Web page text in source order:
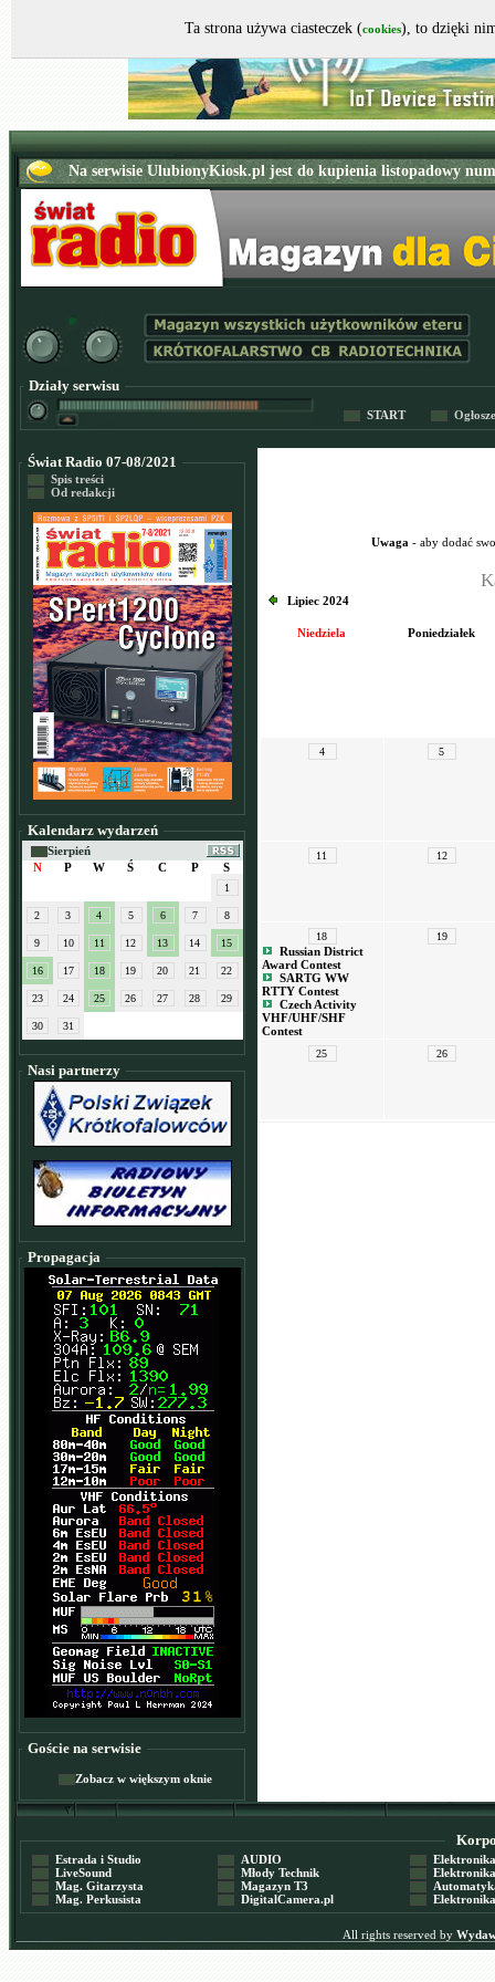
Działy serwisu
START
Świat Radio 07-08/2021
Spis treści
Od redakcji
Kalendarz wydarzeń
Sierpień
N
P W Ś C P S
1
2 3 4 5 6 7 8
9 10 11 12 13 14 15
16 17 18 19 20 21 22
23 24 25 26 27 28 29
30 31
Nasi partnerzy
Propagacja
Goście na serwisie
Zobacz w większym oknie
Uwaga - aby dodać
Lipiec 2024
Niedziela Poniedziałek
4 5
11 12
18
Russian District
Award Contest
SARTG WW
RTTY Contest
Czech Activity
VHF/UHF/SHF
Contest
19
25 26
Estrada i Studio
LiveSound
Mag. Gitarzysta
Mag. Perkusista
AUDIO
Młody Technik
Magazyn T3
DigitalCamera.pl
Elektronika
Elektronika
Automatyka
Elektronika
All rights reserved by
Ta strona używa ciasteczek (cookies), to dzięki